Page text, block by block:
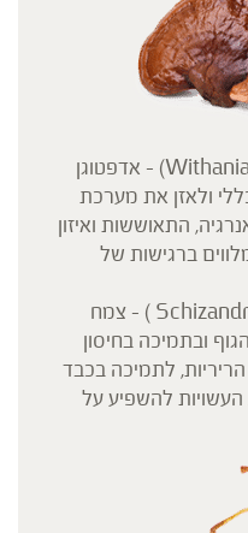
– (Withania somnifera) – אדפטוגן
ולאזן את מערכת
התאוששות ואיזון
ברגישות של
– (Schizandra sinensis ) – צמח
ובתמיכה בחיסון
לתמיכה בכבד
העשויות להשפיע על